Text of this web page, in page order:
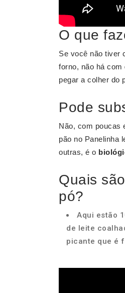
O que
Se você não tiver
forno, não há com
pegar a colher do
Pode
Não, com poucas
pão no Panelinha
outras, é o
Quais
pó?
Aqui estão
de leite
picante que é